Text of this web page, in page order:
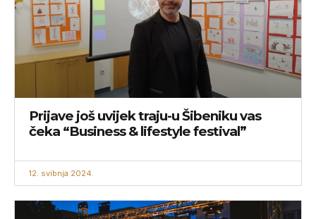
Prijave još uvijek traju-u Šibeniku vas
čeka “Business & lifestyle festival”
12. svibnja 2024.